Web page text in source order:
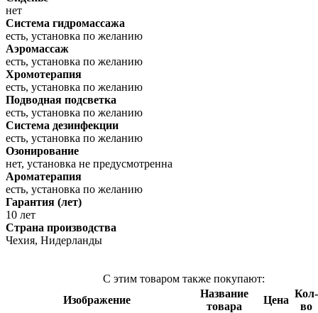
нет
Система гидромассажа
есть, установка по желанию
Аэромассаж
есть, установка по желанию
Хромотерапия
есть, установка по желанию
Подводная подсветка
есть, установка по желанию
Система дезинфекции
есть, установка по желанию
Озонирование
нет, установка не предусмотренна
Ароматерапия
есть, установка по желанию
Гарантия (лет)
10 лет
Страна производства
Чехия, Нидерланды
С этим товаром также покупают:
Изображение
Название
товара
Цена
Кол-
во